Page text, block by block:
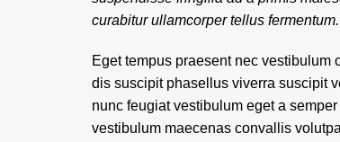
curabitur ullamcorper tellus fermentum.
Eget tempus praesent nec vestibulum
dis suscipit phasellus viverra suscipit
nunc feugiat vestibulum eget a
vestibulum maecenas convallis